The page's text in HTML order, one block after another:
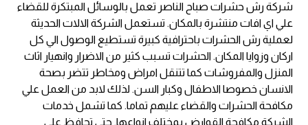
شركة رش حشرات صباح الناصر تعمل بالوسائل المبتكرة للقضاء
علي اي افات منتشرة بالمكان. تستعمل الشركة الالات الحديثة
لعملية رش الحشرات باحترافية كبيرة تستطيع الوصول الي كل
اركان وزوايا المكان. الحشرات تسبب كثير من الاضرار وانهيار اثاث
المنزل والمفروشات كما تتنقل امراض ومخاطر تتضر بصحة
الانسان خصوصا الاطفال وكبار السن. لذلك لابد من العمل علي
مكافحة الحشرات والقضاء عليهم تماما. كما تشمل خدمات
الشركة مكافحة القوارض بمختلف انواعها. حتي تحافظ علي